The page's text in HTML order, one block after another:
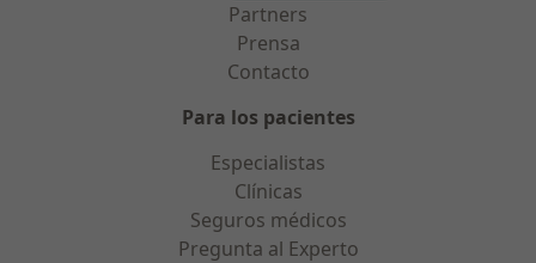
Partners
Prensa
Contacto
Para los pacientes
Especialistas
Clínicas
Seguros médicos
Pregunta al Experto